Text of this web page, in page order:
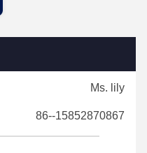
Ms. lily
86--15852870867